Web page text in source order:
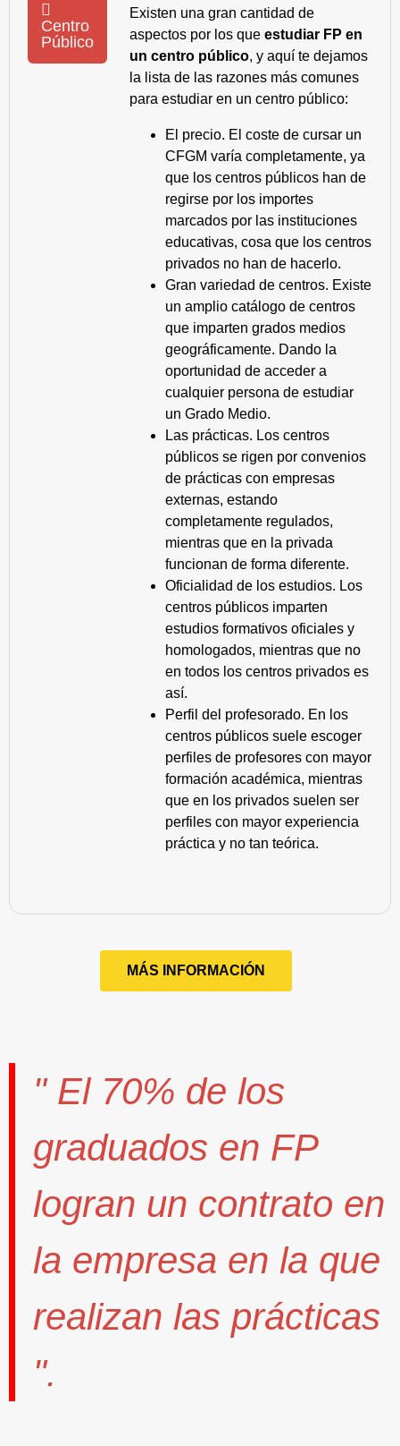
Centro
Público
Existen una gran cantidad de
aspectos por los que estudiar FP en
un centro público, y aquí te dejamos
la lista de las razones más comunes
para estudiar en un centro público:
El precio. El coste de cursar un
CFGM varía completamente, ya
que los centros públicos han de
regirse por los importes
marcados por las instituciones
educativas, cosa que los centros
privados no han de hacerlo.
Gran variedad de centros. Existe
un amplio catálogo de centros
que imparten grados medios
geográficamente. Dando la
oportunidad de acceder a
cualquier persona de estudiar
un Grado Medio.
Las prácticas. Los centros
públicos se rigen por convenios
de prácticas con empresas
externas, estando
completamente regulados,
mientras que en la privada
funcionan de forma diferente.
Oficialidad de los estudios. Los
centros públicos imparten
estudios formativos oficiales y
homologados, mientras que no
en todos los centros privados es
así.
Perfil del profesorado. En los
centros públicos suele escoger
perfiles de profesores con mayor
formación académica, mientras
que en los privados suelen ser
perfiles con mayor experiencia
práctica y no tan teórica.
MÁS INFORMACIÓN
" El 70% de los
graduados en FP
logran un contrato en
la empresa en la que
realizan las prácticas
".